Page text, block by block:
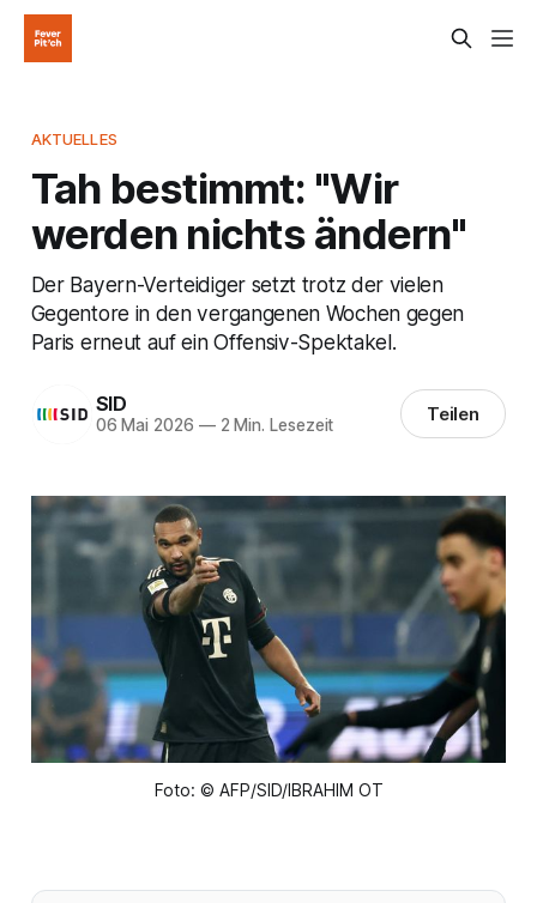
AKTUELLES
Tah bestimmt: "Wir
werden nichts ändern"
Der Bayern-Verteidiger setzt trotz der vielen
Gegentore in den vergangenen Wochen gegen
Paris erneut auf ein Offensiv-Spektakel.
SID
06 Mai 2026 —2 Min. Lesezeit Teilen
Foto: © AFP/SID/IBRAHIM OT